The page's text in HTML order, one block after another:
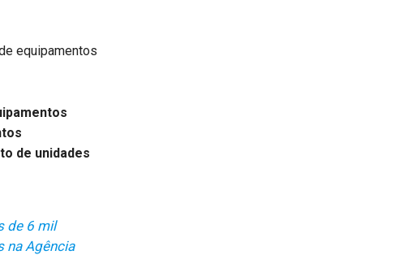
equipamentos
de unidades
de 6 mil
na Agência